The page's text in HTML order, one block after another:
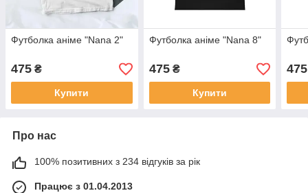
Футболка аніме "Nana 2"
475 ₴
Купити
Футболка аніме "Nana 8"
475₴
Купити
475
Про нас
100% позитивних з 234 відгуків за рік
Працює з 01.04.2013